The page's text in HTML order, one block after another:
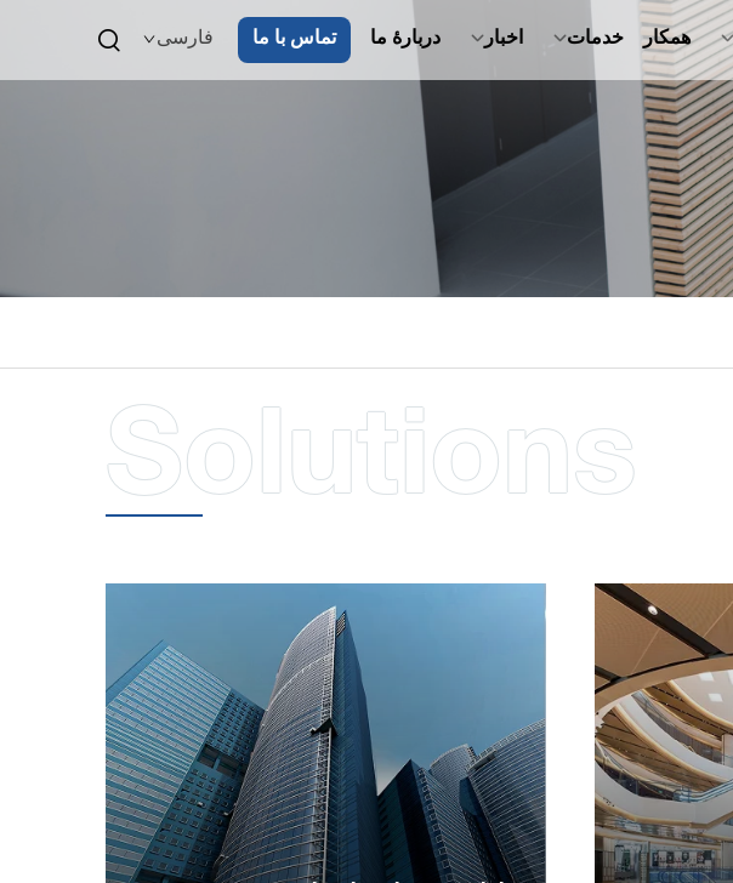
همکار خدمات اخبار دربارهٔ ما تماس با ما فارسی